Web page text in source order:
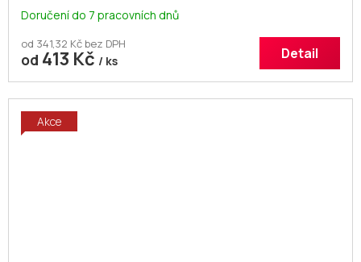
Doručení do 7 pracovních dnů
od 341,32 Kč bez DPH
od 413 Kč / ks Detail
Akce